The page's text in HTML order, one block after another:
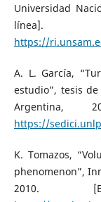
Universidad
https://
A. L. García,
estudio”, tesis
Argentina,
https://
K. Tomazos,
phenomenon”,
2010.